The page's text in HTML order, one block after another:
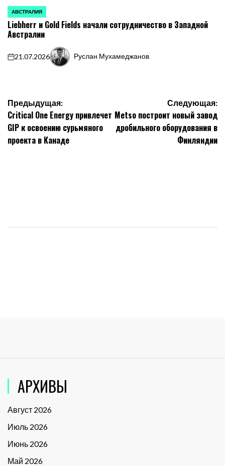
ОПУБЛИКОВАНО
В
АВСТРАЛИЯ
Liebherr и Gold Fields начали сотрудничество в Западной
Австралии
on
21.07.2026
Запись
Руслан Мухамеджанов
Навигация
по
записям
Предыдущая:
Critical One Energy привлечет
GIP к освоению сурьмяного
проекта в Канаде
Следующая:
Metso построит новый завод
дробильного оборудования в
Финляндии
АРХИВЫ
Август 2026
Июль 2026
Июнь 2026
Май 2026